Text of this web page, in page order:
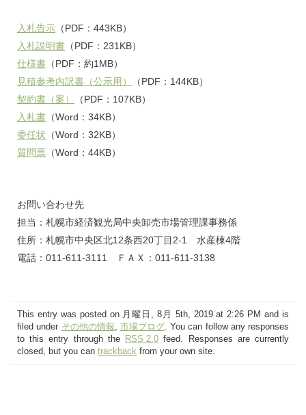
入札告示 （PDF：443KB）
入札説明書 （PDF：231KB）
仕様書 （PDF：約1MB）
見積参考内訳書（公示用）
（PDF：144KB）
契約書（案）
（PDF：107KB）
入札書 （Word：34KB）
委任状 （Word：32KB）
質問票 （Word：44KB）
お問い合わせ先
担当：札幌市経済観光局中央卸売市場管理課事務係
住所：札幌市中央区北12条西20丁目2‐1 水産棟4階
電話：011-611-3111 ＦＡＸ：011-611-3138
This entry was posted on 月曜日, 8月 5th, 2019 at 2:26 PM and is
filed under その他の情報, 市場ブログ. You can follow any responses
to this entry through the
RSS 2.0 feed. Responses are currently
closed, but you can trackback from your own site.